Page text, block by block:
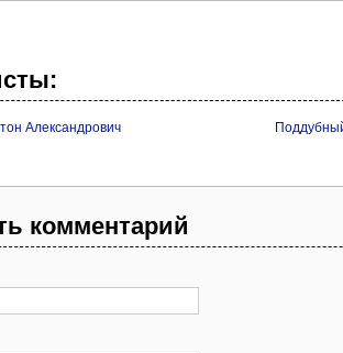
Александрович
комментарий